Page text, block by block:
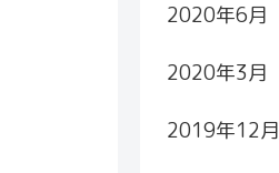
2020年6月
2020年3月
2019年12月